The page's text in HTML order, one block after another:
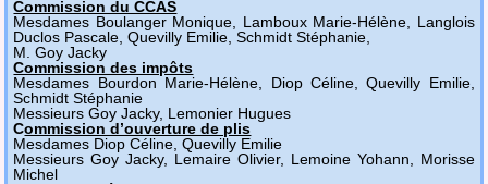
Commission du CCAS
Mesdames Boulanger Monique, Lamboux Marie-Hélène, Langlois
Duclos Pascale, Quevilly Emilie, Schmidt Stéphanie,
M. Goy Jacky
Commission des impôts
Mesdames Bourdon Marie-Hélène, Diop Céline, Quevilly Emilie,
Schmidt Stéphanie
Messieurs Goy Jacky, Lemonier Hugues
Commission d’ouverture de plis
Mesdames Diop Céline, Quevilly Emilie
Messieurs Goy Jacky, Lemaire Olivier, Lemoine Yohann, Morisse
Michel